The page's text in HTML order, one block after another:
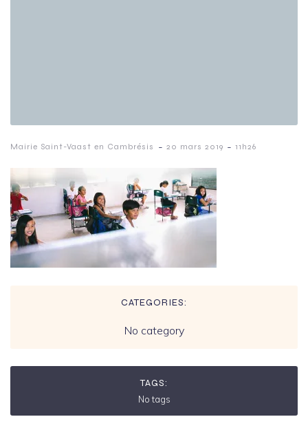
Mairie Saint-Vaast en Cambrésis - 20 mars 2019 - 11h26
CATEGORIES:
No category
TAGS:
No tags